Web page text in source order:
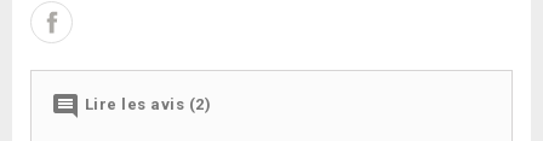
 Lire les avis (2)